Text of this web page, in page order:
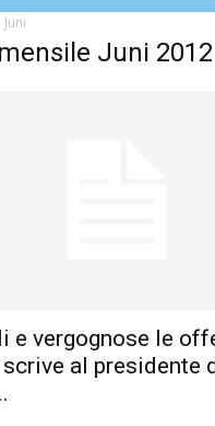
Corriere
Juni
Juni 2012
e vergognose le
al presidente